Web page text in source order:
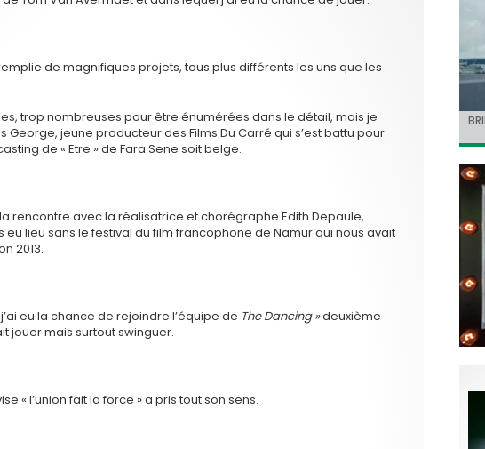
de magnifiques projets, tous plus différents les uns que les
trop nombreuses pour être énumérées dans le détail, mais je
George, jeune producteur des Films Du Carré qui s’est battu pour
de « Etre » de Fara Sene soit belge.
rencontre avec la réalisatrice et chorégraphe Edith Depaule,
eu lieu sans le festival du film francophone de Namur qui nous avait
2013.
eu la chance de rejoindre l’équipe de The Dancing »deuxième
jouer mais surtout swinguer.
« l’union fait la force » a pris tout son sens.
du
«
«